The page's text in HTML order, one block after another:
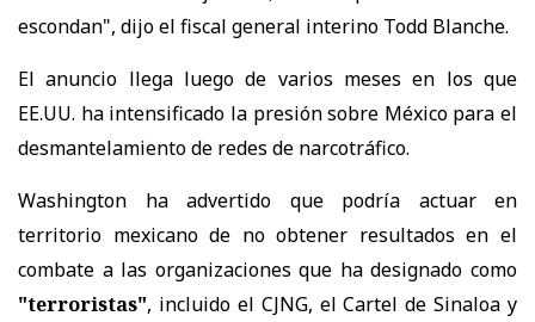
escondan", dijo el fiscal general interino Todd Blanche.
El anuncio llega luego de varios meses en los que
EE.UU. ha intensificado la presión sobre México para el
desmantelamiento de redes de narcotráfico.
Washington ha advertido que podría actuar en
territorio mexicano de no obtener resultados en el
combate a las organizaciones que ha designado como
"terroristas", incluido el CJNG, el Cartel de Sinaloa y